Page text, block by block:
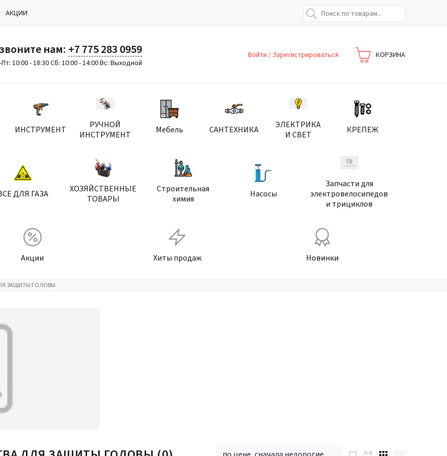
АКЦИИ
нам: +7 775 283 0959
10:00 - 18:30 Сб: 10:00 - 14:00 Вс: Выходной
Войти / Зарегистрироваться КОРЗИНА
ИНСТРУМЕНТ
РУЧНОЙ
ИНСТРУМЕНТ
Мебель САНТЕХНИКА
ЭЛЕКТРИКА
И СВЕТ
КРЕПЕЖ
ДЛЯ ГАЗА
ХОЗЯЙСТВЕННЫЕ
ТОВАРЫ
Строительная
химия
Насосы
Запчасти для
электровелосипедов
и трициклов
Акции Хиты продаж Новинки
ЗАЩИТЫ ГОЛОВЫ